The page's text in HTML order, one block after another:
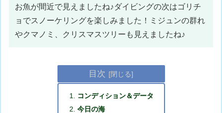
お魚が間近で見えましたね♪ダイビングの次はゴリチ
ョでスノーケリングを楽しみました！ミジュンの群れ
やクマノミ、クリスマスツリーも見えましたね♪
目次
コンディション＆データ
今日の海